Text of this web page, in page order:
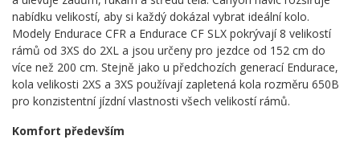
nabídku velikostí, aby si každý dokázal vybrat ideální kolo.
Modely Endurace CFR a Endurace CF SLX pokrývají 8 velikostí
rámů od 3XS do 2XL a jsou určeny pro jezdce od 152 cm do
více než 200 cm. Stejně jako u předchozích generací Endurace,
kola velikosti 2XS a 3XS používají zapletená kola rozměru 650B
pro konzistentní jízdní vlastnosti všech velikostí rámů.
Komfort především